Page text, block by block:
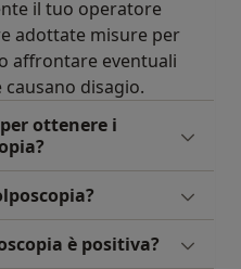
il tuo operatore
adottate misure per
affrontare eventuali
disagio.
ottenere i
è positiva?